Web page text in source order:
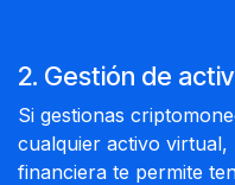
2. Gestión de
Si gestionas
cualquier activo virtual,
financiera te permite